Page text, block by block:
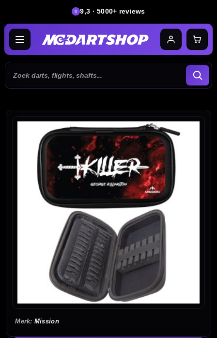
9,3 · 5000+ reviews
Mission